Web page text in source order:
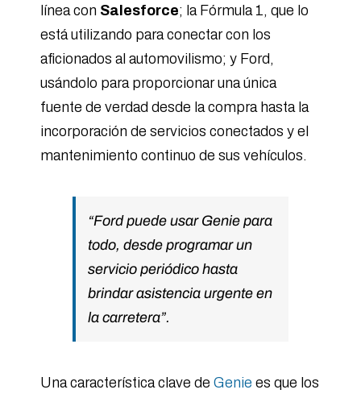
línea con Salesforce; la Fórmula 1, que lo
está utilizando para conectar con los
aficionados al automovilismo; y Ford,
usándolo para proporcionar una única
fuente de verdad desde la compra hasta la
incorporación de servicios conectados y el
mantenimiento continuo de sus vehículos.
“Ford puede usar Genie para
todo, desde programar un
servicio periódico hasta
brindar asistencia urgente en
la carretera”.
Una característica clave de Genie es que los